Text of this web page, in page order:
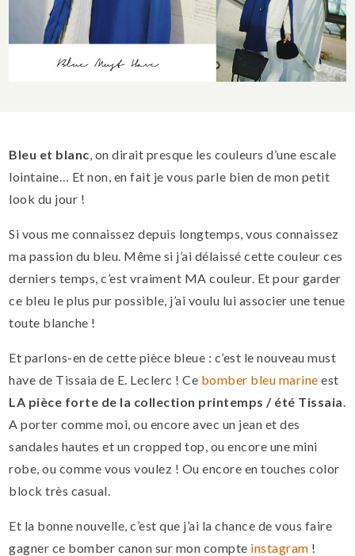
Bleu et blanc , on dirait presque les couleurs d’une escale
lointaine… Et non, en fait je vous parle bien de mon petit
look du jour !
Si vous me connaissez depuis longtemps, vous connaissez
ma passion du bleu. Même si j’ai délaissé cette couleur ces
derniers temps, c’est vraiment MA couleur. Et pour garder
ce bleu le plus pur possible, j’ai voulu lui associer une tenue
toute blanche !
Et parlons-en de cette pièce bleue : c’est le nouveau must
have de Tissaia de E. Leclerc ! Ce bomber bleu marine est
LA pièce forte de la collection printemps / été Tissaia
A porter comme moi, ou encore avec un jean et des
sandales hautes et un cropped top, ou encore une mini
robe, ou comme vous voulez ! Ou encore en touches color
block très casual.
Et la bonne nouvelle, c’est que j’ai la chance de vous faire
gagner ce bomber canon sur mon compte instagram !